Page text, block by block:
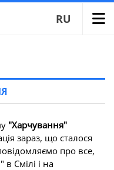
RU
"Харчування"
зараз, що сталося
про все,
Смілі і на